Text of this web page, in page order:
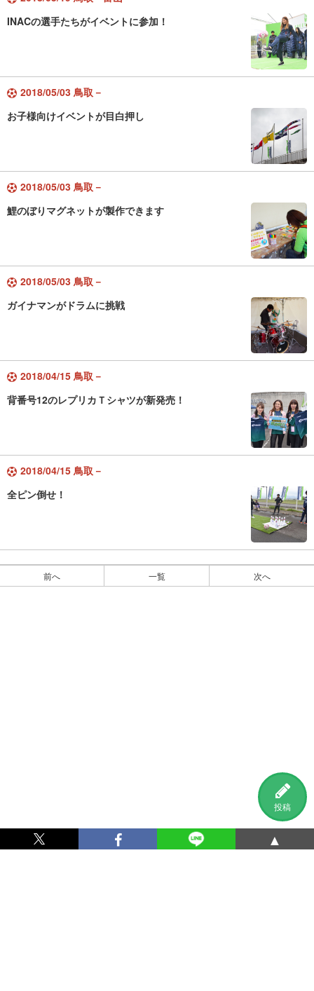
投稿
INACの選手たちがイベントに参加！
2018/05/03 鳥取－
お子様向けイベントが目白押し
2018/05/03 鳥取－
鯉のぼりマグネットが製作できます
2018/05/03 鳥取－
ガイナマンがドラムに挑戦
2018/04/15 鳥取－
背番号12のレプリカＴシャツが新発売！
2018/04/15 鳥取－
全ピン倒せ！
前へ 一覧 次へ
▲